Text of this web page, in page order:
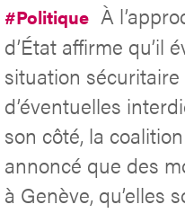
#Politique À
d’État affirme qu’il
situation
d’éventuelles
son côté, la
annoncé que des
à Genève, qu’elles